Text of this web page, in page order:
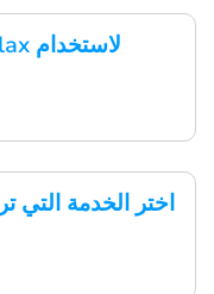
اختر الخدمة